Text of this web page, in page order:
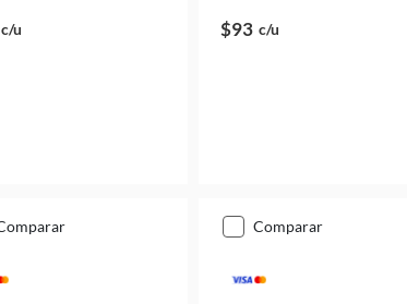
c/u $93 c/u
comparar comparar